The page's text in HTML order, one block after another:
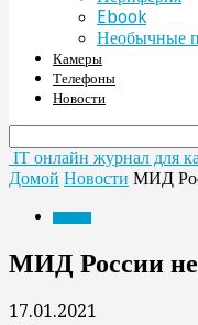
Ebook
Необычные
Камеры
Телефоны
Новости
IT онлайн журнал для
Домой Новости МИД
МИД России
17.01.2021